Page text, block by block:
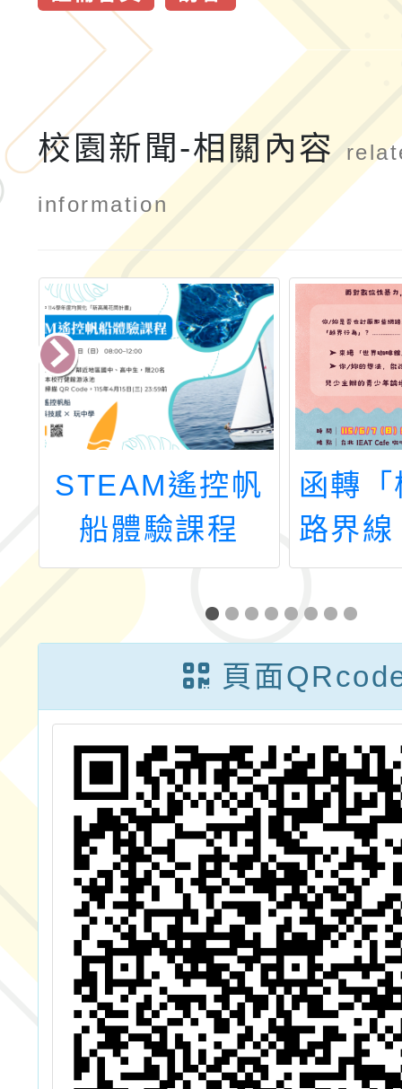
校園新聞-相關內容
information
函轉「模糊的網
路界線：防制數
位性暴力青少年
論壇」報名簡
章，鼓勵學生們
踴躍參與，請查
照。
新北
頁面